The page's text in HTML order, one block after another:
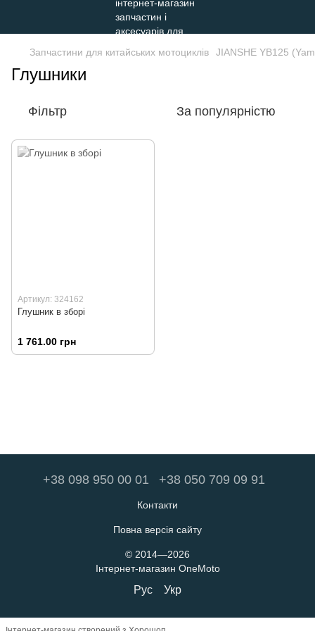
Запчастини для китайських мотоциклів JIANSHE YB125
Глушники
Фільтр За популярністю
Артикул: 324162
Глушник в зборі
1 761.00 грн
+38 098 950 00 01 +38 050 709 09 91
Контакти
Повна версія сайту
© 2014—2026
Інтернет-магазин OneMoto
Рус Укр